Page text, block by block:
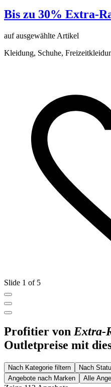
Bis zu 30% Extra-
auf ausgewählte Artikel
Kleidung, Schuhe,
Slide 1 of 5
Profitier von Extra-
Outletpreise mit
Nach Kategorie filtern Nach
Angebote nach Marken
Alle